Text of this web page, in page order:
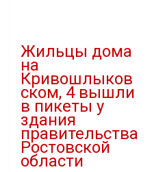
Жильцы дома
на
Кривошлыков
ском, 4 вышли
в пикеты у
здания
правительства
Ростовской
области